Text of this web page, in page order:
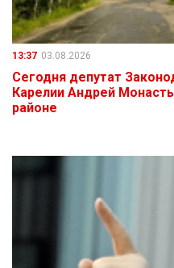
13:37 03.08.2026
Сегодня депутат
Карелии Андрей
районе